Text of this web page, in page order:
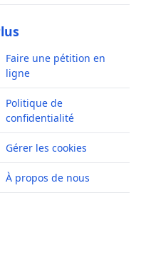
Faire une pétition en
ligne
Politique de
confidentialité
Gérer les cookies
À propos de nous